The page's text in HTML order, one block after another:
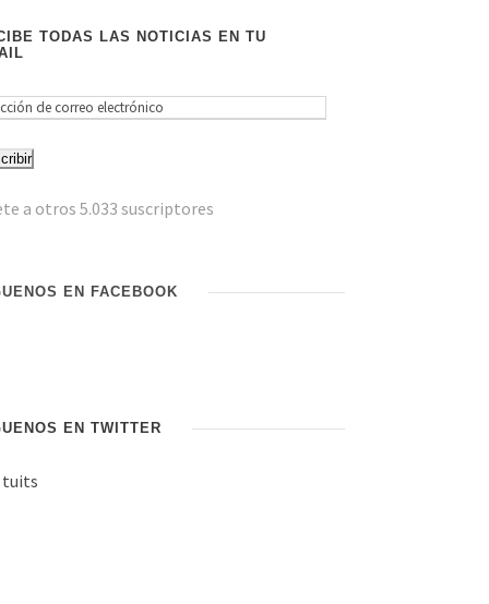
TODAS LAS NOTICIAS EN TU
a otros 5.033 suscriptores
EN FACEBOOK
EN TWITTER
tuits